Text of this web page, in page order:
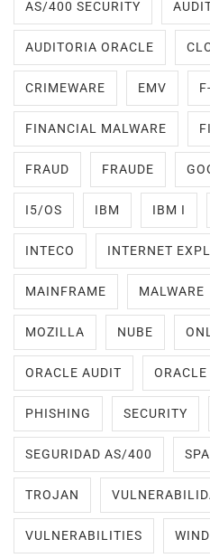
AS/400 SECURITY
AUDITORIA ORACLE
CRIMEWARE EMV
FINANCIAL MALWARE
FRAUD FRAUDE
I5/OS IBM IBM I
INTECO INTERNET
MAINFRAME MALWARE
MOZILLA NUBE
ORACLE AUDIT ORACLE
PHISHING SECURITY
SEGURIDAD AS/400
TROJAN
VULNERABILITIES